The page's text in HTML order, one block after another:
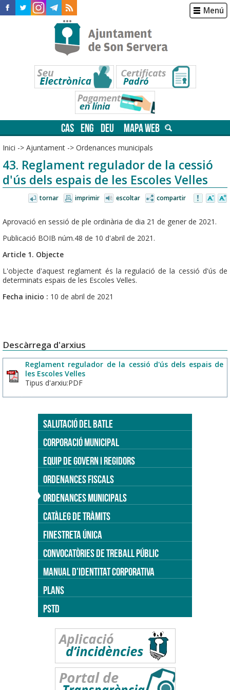
Menú
CAS ENG DEU MAPA WEB
Inici -> Ajuntament -> Ordenances municipals
43. Reglament regulador de la cessió
d'ús dels espais de les Escoles Velles
tornar imprimir escoltar compartir
Aprovació en sessió de ple ordinària de dia 21 de gener de 2021.
Publicació BOIB núm.48 de 10 d'abril de 2021.
Article 1. Objecte
L'objecte d'aquest reglament és la regulació de la cessió d'ús de
determinats espais de les Escoles Velles.
Fecha inicio : 10 de abril de 2021
Descàrrega d'arxius
Reglament regulador de la cessió d'ús dels espais de
les Escoles Velles
Tipus d'arxiu:PDF
SALUTACIÓ DEL BATLE
CORPORACIÓ MUNICIPAL
EQUIP DE GOVERN I REGIDORS
ORDENANCES FISCALS
ORDENANCES MUNICIPALS
CATÀLEG DE TRÀMITS
FINESTRETA ÚNICA
CONVOCATÒRIES DE TREBALL PÚBLIC
MANUAL D'IDENTITAT CORPORATIVA
PLANS
PSTD